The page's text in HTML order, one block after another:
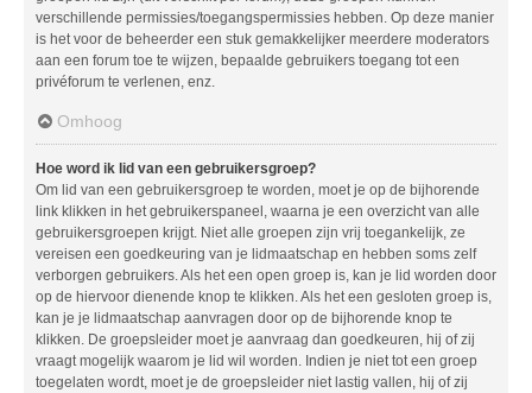
verschillende permissies/toegangspermissies hebben. Op deze manier
is het voor de beheerder een stuk gemakkelijker meerdere moderators
aan een forum toe te wijzen, bepaalde gebruikers toegang tot een
privéforum te verlenen, enz.
Omhoog
Hoe word ik lid van een gebruikersgroep?
Om lid van een gebruikersgroep te worden, moet je op de bijhorende
link klikken in het gebruikerspaneel, waarna je een overzicht van alle
gebruikersgroepen krijgt. Niet alle groepen zijn vrij toegankelijk, ze
vereisen een goedkeuring van je lidmaatschap en hebben soms zelf
verborgen gebruikers. Als het een open groep is, kan je lid worden door
op de hiervoor dienende knop te klikken. Als het een gesloten groep is,
kan je je lidmaatschap aanvragen door op de bijhorende knop te
klikken. De groepsleider moet je aanvraag dan goedkeuren, hij of zij
vraagt mogelijk waarom je lid wil worden. Indien je niet tot een groep
toegelaten wordt, moet je de groepsleider niet lastig vallen, hij of zij